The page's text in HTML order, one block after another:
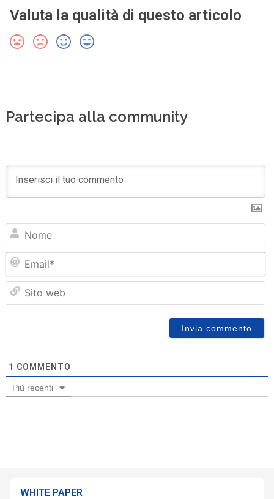
Valuta la qualità di questo articolo
Partecipa alla community
1 COMMENTO
Più recenti
WHITE PAPER